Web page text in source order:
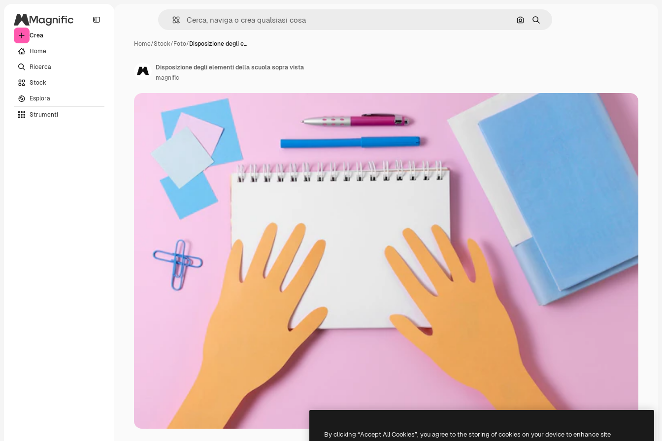
Crea
Home
Ricerca
Stock
Esplora
Strumenti
Cerca per immagine
Ricerca
Home/Stock/Foto/Disposizione degli e…
Disposizione degli elementi della scuola sopra vista
magnific
By clicking “Accept All Cookies”, you agree to the storing of cookies on your device to enhance site